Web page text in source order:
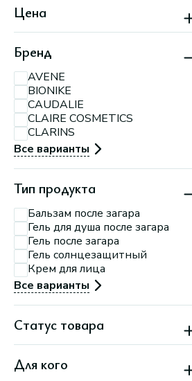
пересечение ул.
МКАД
Партизанский, 150А
Партизанский, 79
Минск, ул.
П.Мстиславца, 11
Минск, ул. Притыцкого,
156
Минск, ул. Тимирязева,
74 А
Цена
Бренд
AVENE
BIONIKE
CAUDALIE
CLAIRE COSMETICS
CLARINS
Все варианты
Тип продукта
Бальзам после загара
Гель для душа после загара
Гель после загара
Гель солнцезащитный
Крем для лица
Все варианты
Статус товара
Новинка
Скидка
Для кого